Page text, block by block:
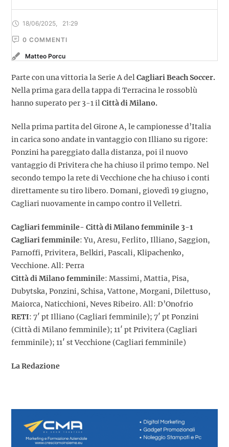
18/06/2025 21:29
0 COMMENTI
Matteo Porcu
Parte con una vittoria la Serie A delCagliari Beach Soccer.
Nella prima gara della tappa di Terracina le rossoblù
hanno superato per 3-1 ilCittà di Milano.
Nella prima partita del Girone A, le campionesse d’Italia
in carica sono andate in vantaggio con Illiano su rigore:
Ponzini ha pareggiato dalla distanza, poi il nuovo
vantaggio di Privitera che ha chiuso il primo tempo. Nel
secondo tempo la rete di Vecchione che ha chiuso i conti
direttamente su tiro libero. Domani, giovedì 19 giugno,
Cagliari nuovamente in campo contro il Velletri.
Cagliari femminile- Città di Milano femminile 3-1
Cagliari femminile: Yu, Aresu, Ferlito, Illiano, Saggion,
Parnoffi, Privitera, Belkiri, Pascali, Klipachenko,
Vecchione. All: Perra
Città di Milano femminile: Massimi, Mattia, Pisa,
Dubytska, Ponzini, Schisa, Vattone, Morgani, Dilettuso,
Maiorca, Naticchioni, Neves Ribeiro. All: D’Onofrio
RETI: 7′ pt Illiano (Cagliari femminile); 7′ pt Ponzini
(Città di Milano femminile); 11′ pt Privitera (Cagliari
femminile); 11′ st Vecchione (Cagliari femminile)
La Redazione